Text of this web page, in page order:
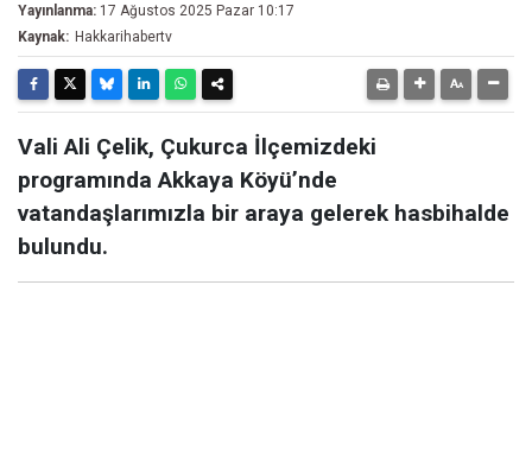
Yayınlanma: 17 Ağustos 2025 Pazar 10:17
Kaynak: Hakkarihabertv
Vali Ali Çelik, Çukurca İlçemizdeki
programında Akkaya Köyü’nde
vatandaşlarımızla bir araya gelerek hasbihalde
bulundu.